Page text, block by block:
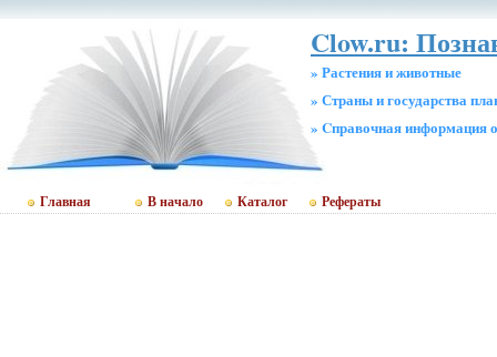
Clow.ru:
» Растения и животные
» Страны и государства
» Cправочная информация
Главная В начало Каталог Рефераты